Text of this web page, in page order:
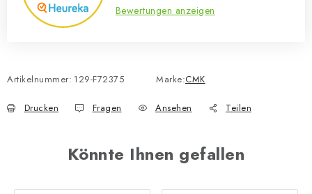
Bewertungen anzeigen
Artikelnummer: 129-F72375 Marke:CMK
Drucken Fragen Ansehen Teilen
Könnte Ihnen gefallen